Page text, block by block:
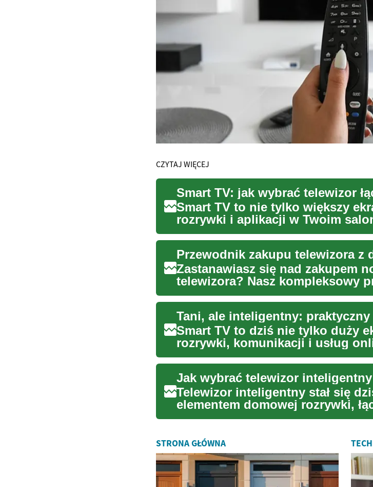
CZYTAJ WIĘCEJ
Smart TV to nie tylko większy
rozrywki i aplikacji w Twoim
usług na ż...
Przewodnik zakupu telewizora z
Zastanawiasz się nad zakupem
telewizora? Nasz kompleksowy
zrozumieć kluczowe funkcj...
Smart TV to dziś nie tylko duży
rozrywki, komunikacji i usług
urządzeniu. W artyku...
Telewizor inteligentny stał się
elementem domowej rozrywki,
streamingowych,...
STRONA GŁÓWNA